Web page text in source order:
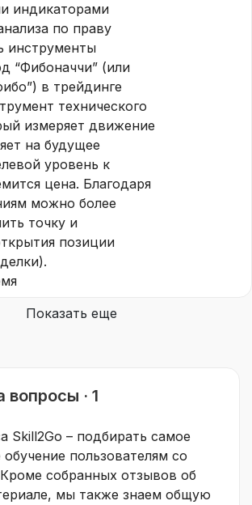
индикаторами
по праву
инструменты
“Фибоначчи” (или
в трейдинге
технического
измеряет движение
на будущее
уровень к
цена. Благодаря
можно более
точку и
позиции
Показать еще
· 1
Skill2Go – подбирать самое
пользователям со
собранных отзывов об
мы также знаем общую